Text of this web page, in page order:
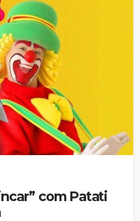
com Patati